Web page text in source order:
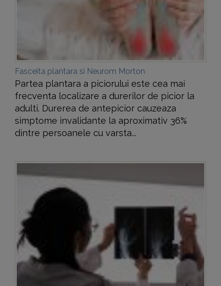
Fasceita plantara si Neurom Morton
Partea plantara a piciorului este cea mai
frecventa localizare a durerilor de picior la
adulti. Durerea de antepicior cauzeaza
simptome invalidante la aproximativ 36%
dintre persoanele cu varsta...